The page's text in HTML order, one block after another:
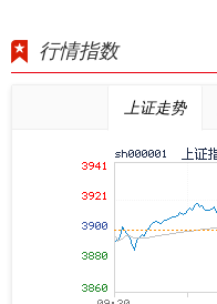
行情指数
上证走势